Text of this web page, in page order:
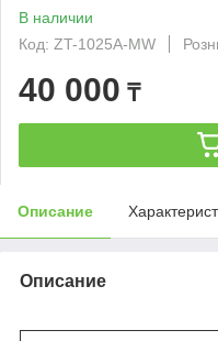
В наличии
Код: ZT-1025A-MW
40 000 ₸
Описание
Описание